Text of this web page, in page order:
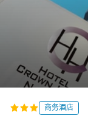
商务酒店